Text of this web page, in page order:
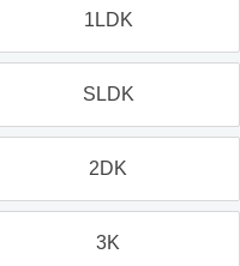
1LDK
SLDK
2DK
3K